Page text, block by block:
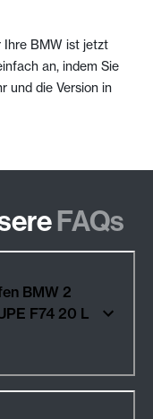
Ihre BMW ist jetzt
an, indem Sie
und die Version in
FAQs
BMW 2
F74 20 L